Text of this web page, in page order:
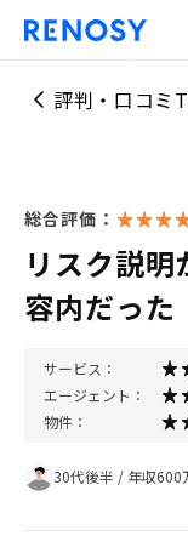
評判・口コミ
総合評価：
リスク説
容内だった
サービス：
エージェント：
物件：
30代後半 / 年収600